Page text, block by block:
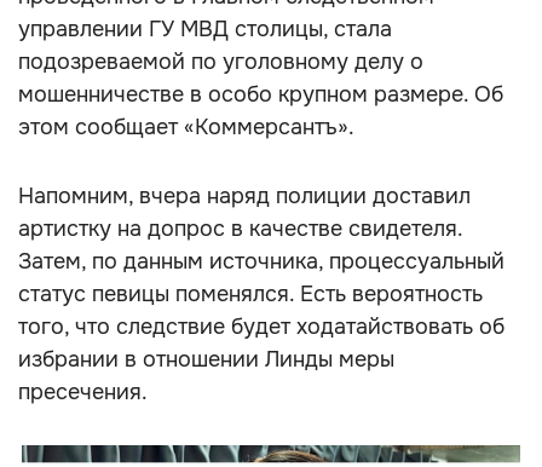
управлении ГУ МВД столицы, стала
подозреваемой по уголовному делу о
мошенничестве в особо крупном размере. Об
этом сообщает «Коммерсантъ».
Напомним, вчера наряд полиции доставил
артистку на допрос в качестве свидетеля.
Затем, по данным источника, процессуальный
статус певицы поменялся. Есть вероятность
того, что следствие будет ходатайствовать об
избрании в отношении Линды меры
пресечения.